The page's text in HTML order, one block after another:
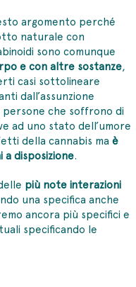
argomento perché
naturale con
sono comunque
e con altre sostanze,
casi sottolineare
dall’assunzione
che soffrono di
ad uno stato dell’umore
della cannabis ma è
disposizione.
più note interazioni
una specifica anche
ancora più specifici e
specificando le